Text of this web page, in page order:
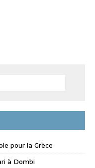
pour la Grèce
à Dombi